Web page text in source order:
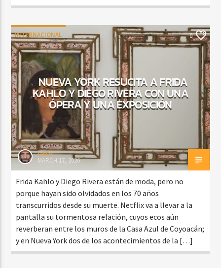
INTERNACIONAL 0
NUEVA YORK RESUCITA A FRIDA
KAHLO Y DIEGO RIVERA CON UNA
ÓPERA Y UNA EXPOSICIÓN
rasco
MARCH 17, 2026
Frida Kahlo y Diego Rivera están de moda, pero no
porque hayan sido olvidados en los 70 años
transcurridos desde su muerte. Netflix va a llevar a la
pantalla su tormentosa relación, cuyos ecos aún
reverberan entre los muros de la Casa Azul de Coyoacán;
y en Nueva York dos de los acontecimientos de la […]